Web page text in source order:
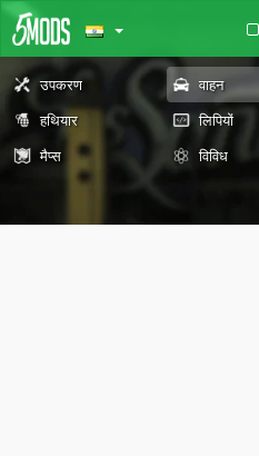
उपकरण वाहन
हथियार
लिपियों
मैप्स
विविध